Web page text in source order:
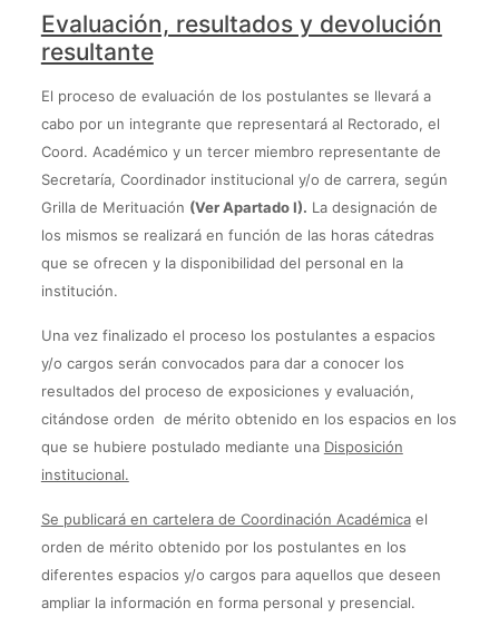
Evaluación, resultados y devolución
resultante
El proceso de evaluación de los postulantes se llevará a
cabo por un integrante que representará al Rectorado, el
Coord. Académico y un tercer miembro representante de
Secretaría, Coordinador institucional y/o de carrera, según
Grilla de Merituación (Ver Apartado I). La designación de
los mismos se realizará en función de las horas cátedras
que se ofrecen y la disponibilidad del personal en la
institución.
Una vez finalizado el proceso los postulantes a espacios
y/o cargos serán convocados para dar a conocer los
resultados del proceso de exposiciones y evaluación,
citándose orden de mérito obtenido en los espacios en los
que se hubiere postulado mediante una Disposición
institucional.
Se publicará en cartelera de Coordinación Académicael
orden de mérito obtenido por los postulantes en los
diferentes espacios y/o cargos para aquellos que deseen
ampliar la información en forma personal y presencial.